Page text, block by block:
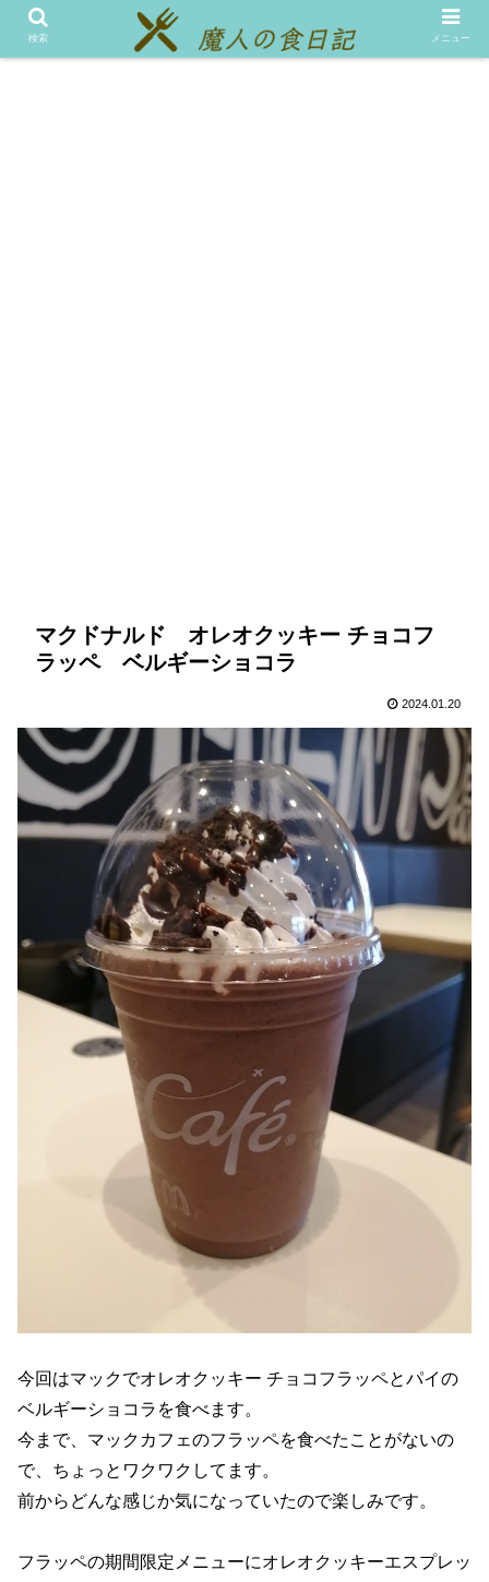
メニュー
マクドナルド オレオクッキー チョコフ
ラッペ ベルギーショコラ
2024.01.20
今回はマックでオレオクッキー チョコフラッペとパイの
ベルギーショコラを食べます。
今まで、マックカフェのフラッペを食べたことがないの
で、ちょっとワクワクしてます。
前からどんな感じか気になっていたので楽しみです。
フラッペの期間限定メニューにオレオクッキーエスプレッ
検索 メニュー